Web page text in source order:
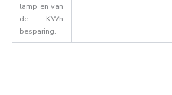
lamp en van
de KWh
besparing.